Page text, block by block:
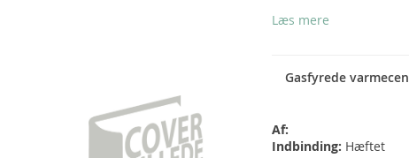
Læs mere
Gasfyrede
Af:
Indbinding: Hæftet